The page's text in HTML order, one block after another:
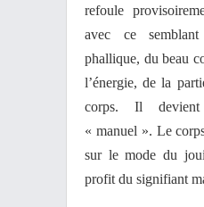
refoule
avec ce
phallique, du beau
l’énergie, de la
corps. Il devient
« manuel ». Le
sur le mode du
profit du signifiant